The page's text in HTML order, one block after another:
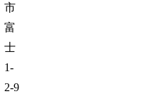
市
富
士
1-
2-9